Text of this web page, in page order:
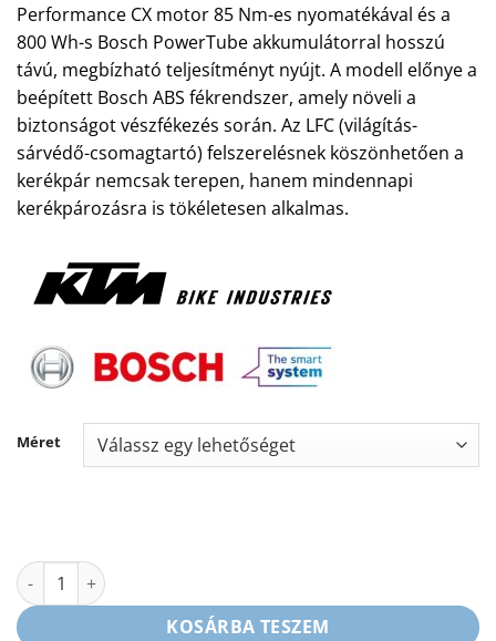
Performance CX motor 85 Nm-es nyomatékával és a
800 Wh-s Bosch PowerTube akkumulátorral hosszú
távú, megbízható teljesítményt nyújt. A modell előnye a
beépített Bosch ABS fékrendszer, amely növeli a
biztonságot vészfékezés során. Az LFC (világítás-
sárvédő-csomagtartó) felszerelésnek köszönhetően a
kerékpár nemcsak terepen, hanem mindennapi
kerékpározásra is tökéletesen alkalmas.
Méret
KTM MACINA AERA 872 LFC ABS - ELEKTROMOS MTB
KOSÁRBA TESZEM